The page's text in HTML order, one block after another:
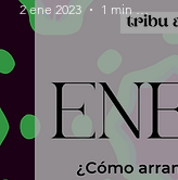
2 ene 2023
1 min de lectura